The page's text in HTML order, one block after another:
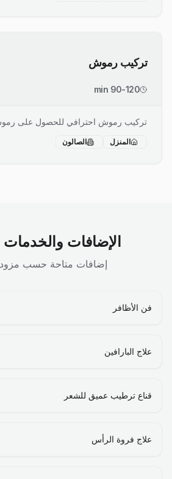
تركيب رموش
90-120 min
تركيب رموش احترافي للحصول على
المنزل الصالون
الإضافات والخدمات
إضافات متاحة حسب
فن الأظافر
علاج البارافين
قناع ترطيب عميق للشعر
علاج فروة الرأس